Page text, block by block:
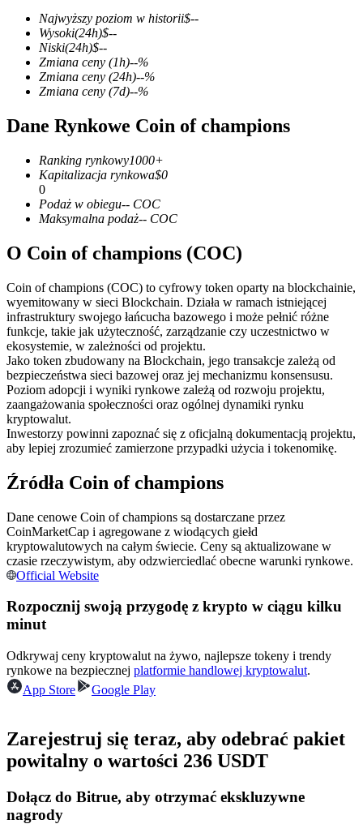
Kontrakty terminowe COIN-M
Kontrakty terminowe na kryptowaluty
TradFi
Instrumenty pochodne na akcje, forex, metale szlachetne i
towary
Kontrakty terminowe na USDC
Kontrakty futures wykorzystujące USDC jako zabezpieczenie
Kopiowanie Transakcji
Dołącz do najlepszych traderów
Zostań traderem kopiującym
Ciesz się podziałem zysków i prowizjami z kopiowania
transakcji
Najwyższy poziom w historii$--
Wysoki(24h)$--
Niski(24h)$--
Zmiana ceny (1h)--%
Zmiana ceny (24h)--%
Zmiana ceny (7d)--%
Dane Rynkowe Coin of champions
Ranking rynkowy1000+
Kapitalizacja rynkowa$0
0
Podaż w obiegu-- COC
Maksymalna podaż-- COC
O Coin of champions (COC)
Coin of champions (COC) to cyfrowy token oparty na blockchainie,
wyemitowany w sieci Blockchain. Działa w ramach istniejącej
infrastruktury swojego łańcucha bazowego i może pełnić różne
funkcje, takie jak użyteczność, zarządzanie czy uczestnictwo w
ekosystemie, w zależności od projektu.
Jako token zbudowany na Blockchain, jego transakcje zależą od
bezpieczeństwa sieci bazowej oraz jej mechanizmu konsensusu.
Poziom adopcji i wyniki rynkowe zależą od rozwoju projektu,
zaangażowania społeczności oraz ogólnej dynamiki rynku
kryptowalut.
Inwestorzy powinni zapoznać się z oficjalną dokumentacją projektu,
aby lepiej zrozumieć zamierzone przypadki użycia i tokenomikę.
Źródła Coin of champions
Dane cenowe Coin of champions są dostarczane przez
CoinMarketCap i agregowane z wiodących giełd
kryptowalutowych na całym świecie. Ceny są aktualizowane w
czasie rzeczywistym, aby odzwierciedlać obecne warunki rynkowe.
Official Website
Rozpocznij swoją przygodę z krypto w ciągu kilku
minut
Odkrywaj ceny kryptowalut na żywo, najlepsze tokeny i trendy
rynkowe na bezpiecznej platformie handlowej kryptowalut.
App Store
Google Play
Zarejestruj się teraz, aby odebrać pakiet
powitalny o wartości 236 USDT
Dołącz do Bitrue, aby otrzymać ekskluzywne
nagrody